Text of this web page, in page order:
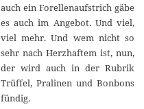
auch ein Forellenaufstrich gäbe
es auch im Angebot. Und viel,
viel mehr. Und wem nicht so
sehr nach Herzhaftem ist, nun,
der wird auch in der Rubrik
Trüffel, Pralinen und Bonbons
fündig.